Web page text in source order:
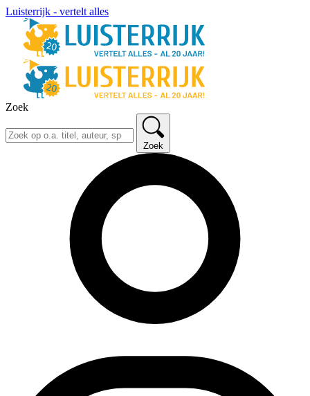
Luisterrijk - vertelt alles
Zoek
Zoek